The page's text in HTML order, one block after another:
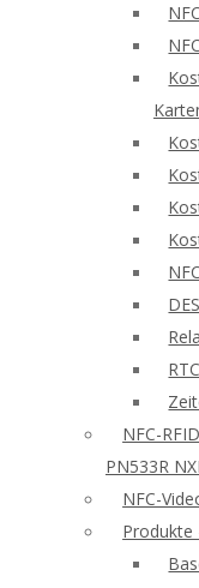
NFC-
PN533R
NFC-
Produkte